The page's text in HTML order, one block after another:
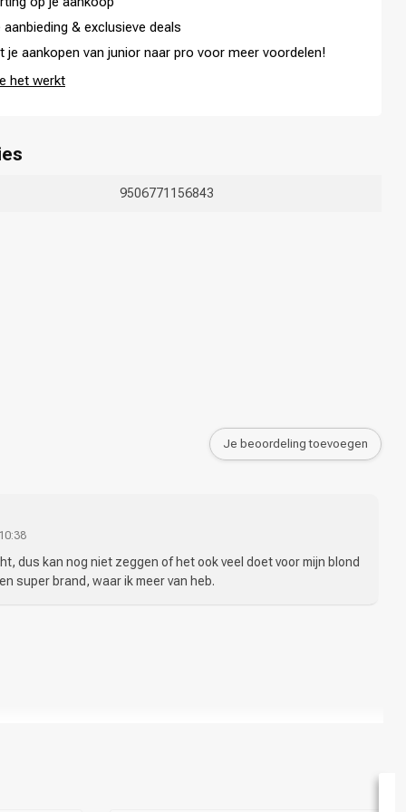
aanbieding & exclusieve deals
je aankopen van junior naar pro voor meer voordelen!
het werkt
9506771156843
Je beoordeling toevoegen
dus kan nog niet zeggen of het ook veel doet voor mijn blond
super brand, waar ik meer van heb.